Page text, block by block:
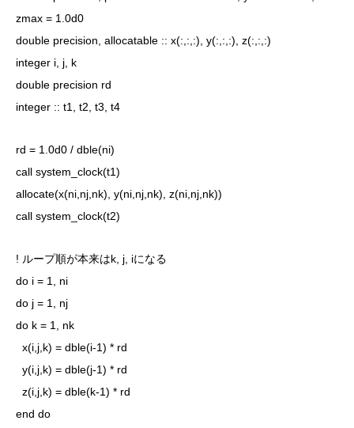
zmax = 1.0d0
double precision, allocatable :: x(:,:,:), y(:,:,:), z(:,:,:)
integer i, j, k
double precision rd
integer :: t1, t2, t3, t4
rd = 1.0d0 / dble(ni)
call system_clock(t1)
allocate(x(ni,nj,nk), y(ni,nj,nk), z(ni,nj,nk))
call system_clock(t2)
! ループ順が本来はk, j, iになる
do i = 1, ni
do j = 1, nj
do k = 1, nk
x(i,j,k) = dble(i-1) * rd
y(i,j,k) = dble(j-1) * rd
z(i,j,k) = dble(k-1) * rd
end do